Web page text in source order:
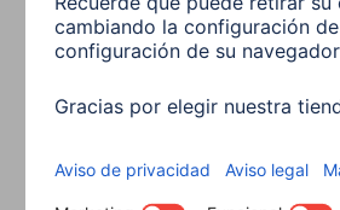
Hama Lámpara LED WLAN
,E14, 5,5 W, RGBW, Regulable,
Vela, Para control por voz